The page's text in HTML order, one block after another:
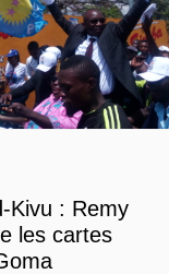
Kivu : Remy
les cartes